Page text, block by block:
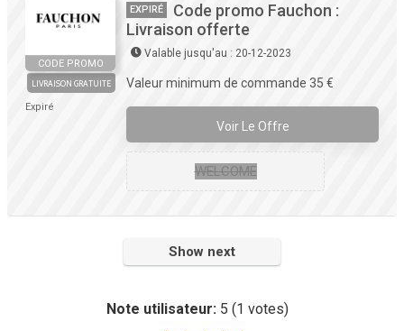
CODE PROMO
LIVRAISON GRATUITE
Expiré
EXPIRÉ
Code promo Fauchon :
Livraison offerte
Valable jusqu'au : 20-12-2023
Valeur minimum de commande 35 €
Voir Le Offre
WELCOME
Show next
Note utilisateur: 5 (1 votes)